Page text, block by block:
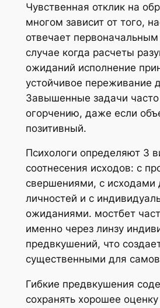
Чувственная отклик на
многом зависит от того,
отвечает
случае когда расчеты
ожиданий исполнение
устойчивое переживание
Завышенные задачи часто
огорчению, даже если
позитивный.
Психологи определяют 3
соотнесения исходов: с
свершениями, с исходами
личностей и с
ожиданиями. мостбет
именно через линзу
предвкушений, что
существенными для
Гибкие предвкушения
сохранять хорошее оценку